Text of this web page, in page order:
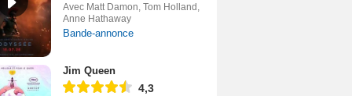
Avec Matt Damon, Tom Holland,
Anne Hathaway
Bande-annonce
Jim Queen
4,3